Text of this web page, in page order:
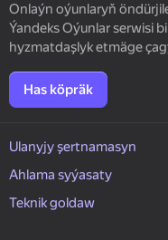
Onlaýn oýunlaryň
Ýandeks Oýunlar serwisi
hyzmatdaşlyk etmäge
Has köpräk
Ulanyjy şertnamasyn
Ahlama syýasaty
Teknik goldaw